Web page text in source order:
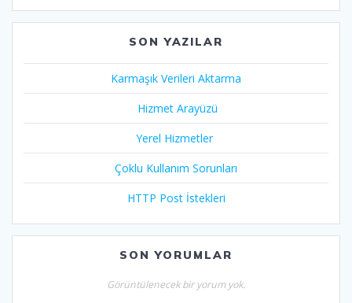
SON YAZILAR
Karmaşık Verileri Aktarma
Hizmet Arayüzü
Yerel Hizmetler
Çoklu Kullanım Sorunları
HTTP Post İstekleri
SON YORUMLAR
Görüntülenecek bir yorum yok.